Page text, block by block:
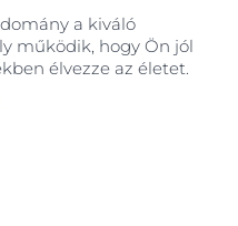
a kiváló
működik, hogy Ön jól
élvezze az életet.